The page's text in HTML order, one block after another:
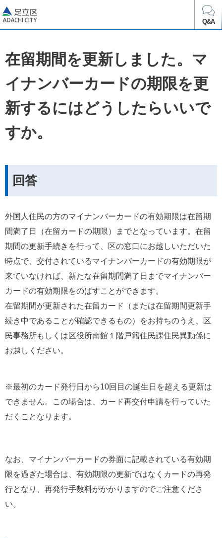
Q&A
在留期間を更新しました。マ
イナンバーカードの期限を更
新するにはどうしたらいいで
すか。
回答
外国人住民の方のマイナンバーカードの有効期限は在留期
間満了日（在留カードの期限）までとなっています。在留
期間の更新手続きを行って、区の窓口にお越しいただいた
時点で、交付されているマイナンバーカードの有効期限が
来ていなければ、新たな在留期間満了日までマイナンバー
カードの有効期限をのばすことができます。
在留期間が更新された在留カード（または在留期間更新手
続き中であることが確認できるもの）をお持ちのうえ、区
民事務所もしくは区役所南館１階戸籍住民課住民異動係に
お越しください。
※最初のカード発行日から10回目の誕生日を超える更新は
できません。この場合は、カード再交付申請を行っていた
だくことなります。
なお、マイナンバーカードの券面に記載されている有効期
限を過ぎた場合は、有効期限の更新ではなくカードの再発
行となり、再発行手数料がかかりますのでご注意くださ
い。